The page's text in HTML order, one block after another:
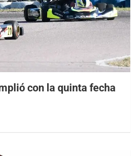
con la quinta fecha